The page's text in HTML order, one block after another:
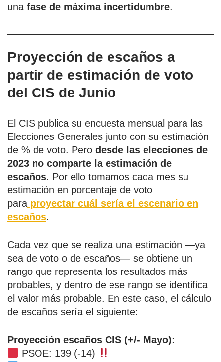
una fase de máxima incertidumbre.
Proyección de escaños a
partir de estimación de voto
del CIS de Junio
El CIS publica su encuesta mensual para las
Elecciones Generales junto con su estimación
de % de voto. Pero desde las elecciones de
2023 no comparte la estimación de
escaños. Por ello tomamos cada mes su
estimación en porcentaje de voto
para proyectar cuál sería el escenario en
escaños.
Cada vez que se realiza una estimación —ya
sea de voto o de escaños— se obtiene un
rango que representa los resultados más
probables, y dentro de ese rango se identifica
el valor más probable. En este caso, el cálculo
de escaños sería el siguiente:
Proyección escaños CIS (+/- Mayo):
PSOE: 139 (-14)